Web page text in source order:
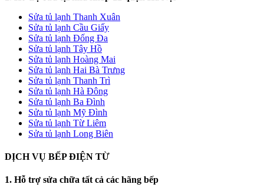
Sửa tủ lạnh Thanh Xuân
Sửa tủ lạnh Cầu Giấy
Sửa tủ lạnh Đống Đa
Sửa tủ lạnh Tây Hồ
Sửa tủ lạnh Hoàng Mai
Sửa tủ lạnh Hai Bà Trưng
Sửa tủ lạnh Thanh Trì
Sửa tủ lạnh Hà Đông
Sửa tủ lạnh Ba Đình
Sửa tủ lạnh Mỹ Đình
Sửa tủ lạnh Từ Liêm
Sửa tủ lạnh Long Biên
DỊCH VỤ BẾP ĐIỆN TỪ
1. Hỗ trợ sửa chữa tất cả các hãng bếp